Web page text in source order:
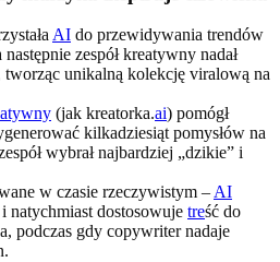
AI do przewidywania trendów
zespół kreatywny nadał
unikalną kolekcję viralową na
(jak kreatorka.ai) pomógł
kilkadziesiąt pomysłów na
wybrał najbardziej „dzikie” i
w czasie rzeczywistym –AI
natychmiast dostosowuje treść do
podczas gdy copywriter nadaje